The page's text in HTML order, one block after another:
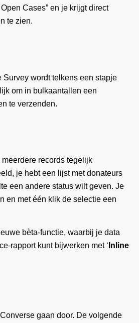
Open Cases” en je krijgt direct
te zien.
Survey wordt telkens een stapje
om in bulkaantallen een
te verzenden.
records tegelijk
je hebt een lijst met donateurs
een andere status wilt geven. Je
en met één klik de selectie een
bèta-functie, waarbij je data
rapport kunt bijwerken met ‘ Inline
gaan door. De volgende